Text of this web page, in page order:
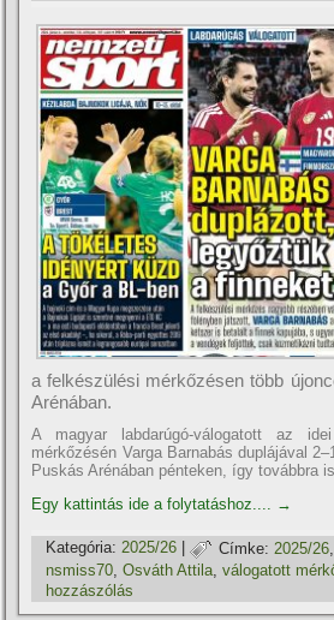
a felkészülési mérkőzésen több
Arénában.
A magyar labdarúgó-válogatott az
mérkőzésén Varga Barnabás duplájával
Puskás Arénában pénteken, így továbbra
Egy kattintás ide a folytatáshoz.... →
Kategória: 2025/26 | Címke: 2025/26
nsmiss70 ,Osváth Attila ,válogatott
hozzászólás